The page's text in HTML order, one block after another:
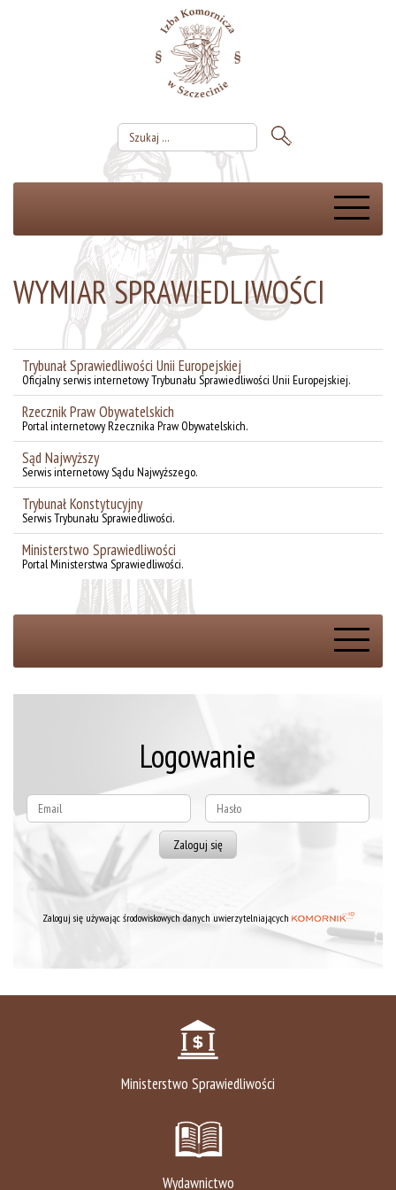
WYMIAR SPRAWIEDLIWOŚCI
Trybunał Sprawiedliwości Unii Europejskiej
Oficjalny serwis internetowy Trybunału Sprawiedliwości Unii Europejskiej.
Rzecznik Praw Obywatelskich
Portal internetowy Rzecznika Praw Obywatelskich.
Sąd Najwyższy
Serwis internetowy Sądu Najwyższego.
Trybunał Konstytucyjny
Serwis Trybunału Sprawiedliwości.
Ministerstwo Sprawiedliwości
Portal Ministerstwa Sprawiedliwości.
Logowanie
Zaloguj się używając środowiskowych danych uwierzytelniających
Ministerstwo Sprawiedliwości
Wydawnictwo